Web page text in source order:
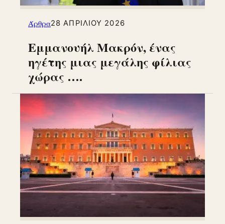
Άρθρα28 ΑΠΡΙΛΊΟΥ 2026
Εμμανουήλ Μακρόν, ένας
ηγέτης μιας μεγάλης φίλιας
χώρας ….